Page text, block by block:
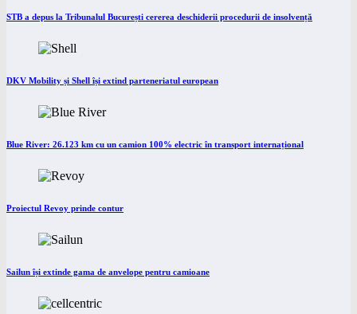
STB a depus la Tribunalul București cererea deschiderii procedurii de insolvență
DKV Mobility și Shell își extind parteneriatul european
Blue River: 26.123 km cu un camion 100% electric în transport internațional
Proiectul Revoy prinde contur
Sailun își extinde gama de anvelope pentru camioane